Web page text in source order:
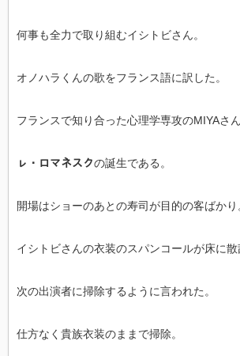
何事も全力で取り組むイシトビさん。
オノハラくんの歌をフランス語に訳した。
フランスで知り合った心理学専攻のMIYAさん
ㇾ・ロマネスクの誕生である。
開場はショーのあとの寿司が目的の客ばかり
イシトビさんの衣装のスパンコールが床に散
次の出演者に掃除するように言われた。
仕方なく貴族衣装のままで掃除。